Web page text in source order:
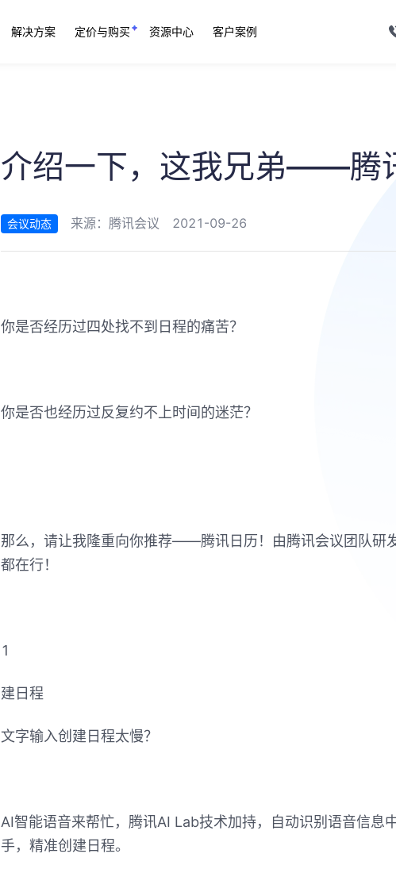
解决方案 定价与购买 资源中心 客户案例
介绍一下，这我兄弟——腾
会议动态 来源： 腾讯会议 2021-09-26
你是否经历过四处找不到日程的痛苦？
你是否也经历过反复约不上时间的迷茫？
那么，请让我隆重向你推荐——腾讯日历！由腾讯会议团队研
都在行！
1
建日程
文字输入创建日程太慢？
AI智能语音来帮忙，腾讯AI Lab技术加持，自动识别语音信息
手，精准创建日程。